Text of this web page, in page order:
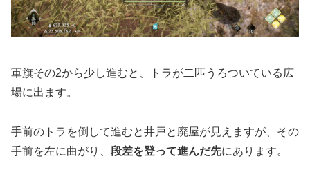
軍旗その2から少し進むと、トラが二匹うろついている広
場に出ます。
手前のトラを倒して進むと井戸と廃屋が見えますが、その
手前を左に曲がり、 段差を登って進んだ先にあります。